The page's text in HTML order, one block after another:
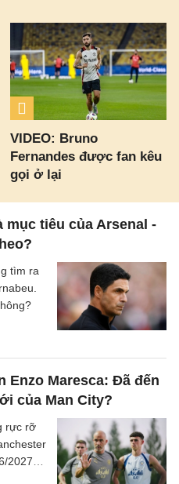
VIDEO: Bruno
Fernandes được fan kêu
gọi ở lại
tiêu của Arsenal -
tìm ra
Enzo Maresca: Đã đến
của Man City?
rực rỡ
2027